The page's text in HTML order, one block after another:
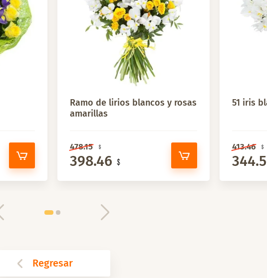
Ramo de lirios blancos y rosas
amarillas
478.15
398.46
51 iris
413.46
Regresar